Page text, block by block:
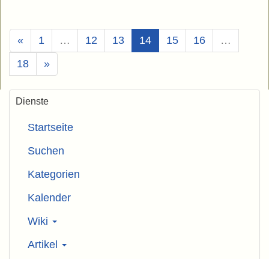
« 1 … 12 13 14(Aktuell)
15 16
…
18
»
Dienste
Startseite
Suchen
Kategorien
Kalender
Wiki
Artikel